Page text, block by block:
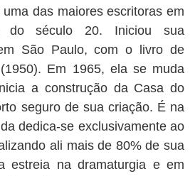
das maiores escritoras em
do século 20. Iniciou sua
São Paulo, com o livro de
Em 1965, ela se muda
a construção da Casa do
seguro de sua criação. É na
dedica-se exclusivamente ao
ali mais de 80% de sua
estreia na dramaturgia e em